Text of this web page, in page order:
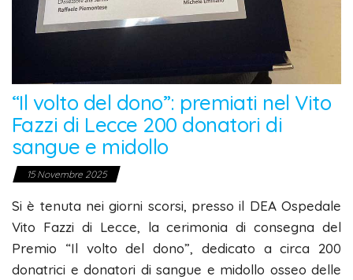
“Il volto del dono”: premiati nel Vito
Fazzi di Lecce 200 donatori di
sangue e midollo
15 Novembre 2025
Si è tenuta nei giorni scorsi, presso il DEA Ospedale
Vito Fazzi di Lecce, la cerimonia di consegna del
Premio “Il volto del dono”, dedicato a circa 200
donatrici e donatori di sangue e midollo osseo delle